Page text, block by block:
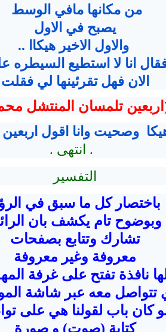
من مكانها مافي الوسط
يصبح في الاول
والاول الاخير هيكاا ..
انا لا استطيع السيطره
الان فهل تقرئينها لي فقلت
اربعين تلمسان المنتشل
هيكا وصحيت وانا اقول
. انتهى .
التفسير
باختصار كل ما سبق في
وبوضوح تام يكشف بان
تشارك وتتابع بصفحات
معروفة وغير معروفة
نافذة تفتح على غرفة
تتواصل معه عبر شاشة
كان باب لقولنا هي على
كتابة (صوت) و صورة